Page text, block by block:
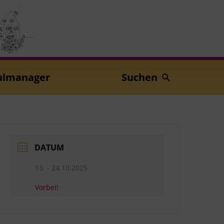
Suchen
DATUM
13. - 24.10.2025
Vorbei!